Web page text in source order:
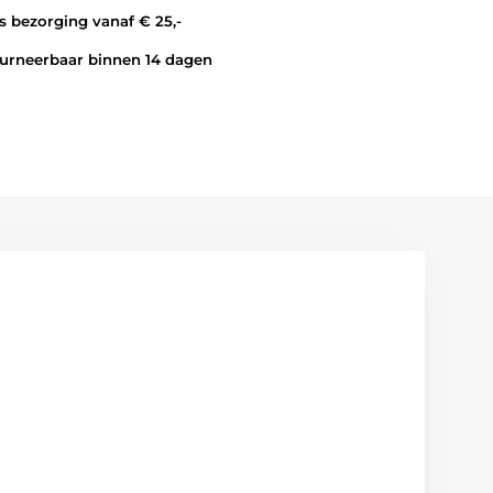
vanaf € 25,-
binnen 14 dagen